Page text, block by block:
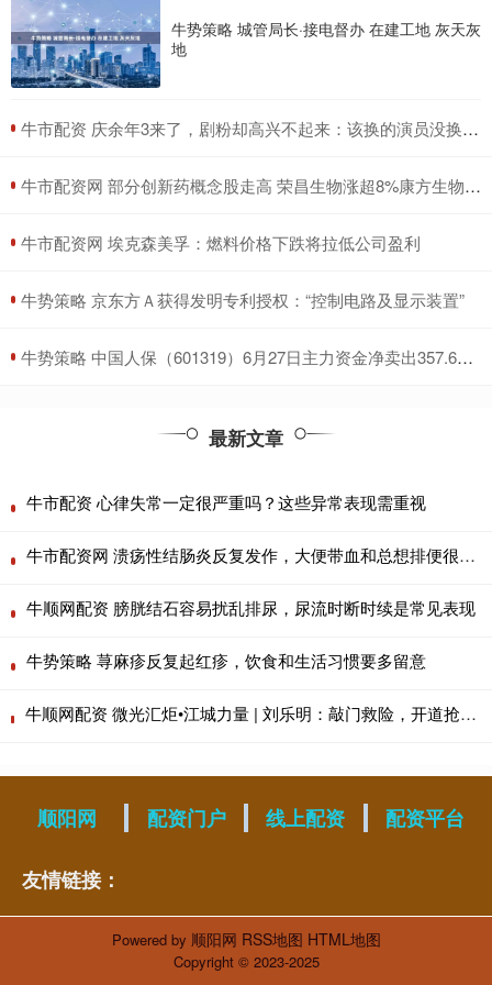
牛势策略 城管局长·接电督办 在建工地 灰天灰
地
​牛市配资 庆余年3来了，剧粉却高兴不起来：该换的演员没换，不该换的瞎换
​牛市配资网 部分创新药概念股走高 荣昌生物涨超8%康方生物涨超5%
​牛市配资网 埃克森美孚：燃料价格下跌将拉低公司盈利
​牛势策略 京东方Ａ获得发明专利授权：“控制电路及显示装置”
​牛势策略 中国人保（601319）6月27日主力资金净卖出357.69万元
最新文章
牛市配资 心律失常一定很严重吗？这些异常表现需重视
牛市配资网 溃疡性结肠炎反复发作，大便带血和总想排便很有特点
牛顺网配资 膀胱结石容易扰乱排尿，尿流时断时续是常见表现
牛势策略 荨麻疹反复起红疹，饮食和生活习惯要多留意
牛顺网配资 微光汇炬•江城力量 | 刘乐明：敲门救险，开道抢路！他是一名外卖小哥，也是一名义警
顺阳网 配资门户 线上配资 配资平台
友情链接：
Powered by 顺阳网 RSS地图 HTML地图
Copyright © 2023-2025